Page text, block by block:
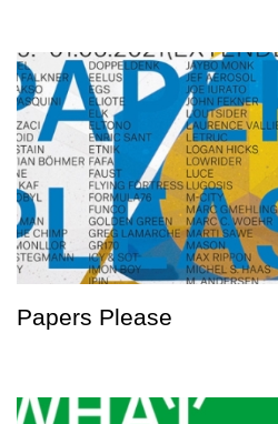
Papers Please